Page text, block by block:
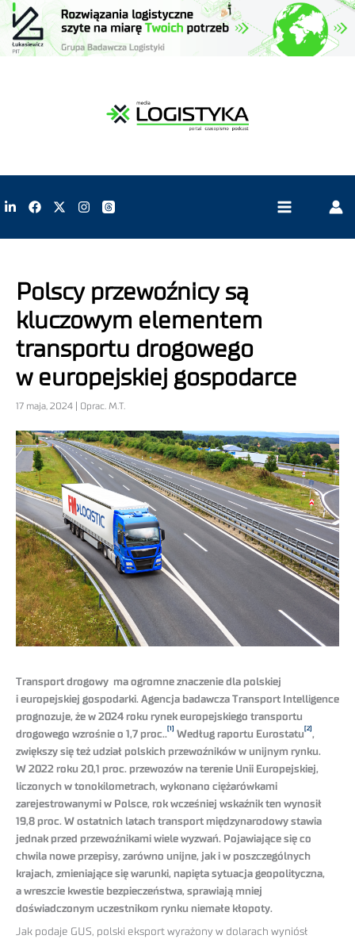
Polscy przewoźnicy są
kluczowym elementem
transportu drogowego
w europejskiej gospodarce
17 maja, 2024 | Oprac. M.T.
Transport drogowy ma ogromne znaczenie dla polskiej
i europejskiej gospodarki. Agencja badawcza Transport Intelligence
prognozuje, że w 2024 roku rynek europejskiego transportu
drogowego wzrośnie o 1,7 proc.. [1] Według raportu Eurostatu [2] ,
zwiększy się też udział polskich przewoźników w unijnym rynku.
W 2022 roku 20,1 proc. przewozów na terenie Unii Europejskiej,
liczonych w tonokilometrach, wykonano ciężarówkami
zarejestrowanymi w Polsce, rok wcześniej wskaźnik ten wynosił
19,8 proc. W ostatnich latach transport międzynarodowy stawia
jednak przed przewoźnikami wiele wyzwań. Pojawiające się co
chwila nowe przepisy, zarówno unijne, jak i w poszczególnych
krajach, zmieniające się warunki, napięta sytuacja geopolityczna,
a wreszcie kwestie bezpieczeństwa, sprawiają mniej
doświadczonym uczestnikom rynku niemałe kłopoty.
Jak podaje GUS, polski eksport wyrażony w dolarach wyniósł